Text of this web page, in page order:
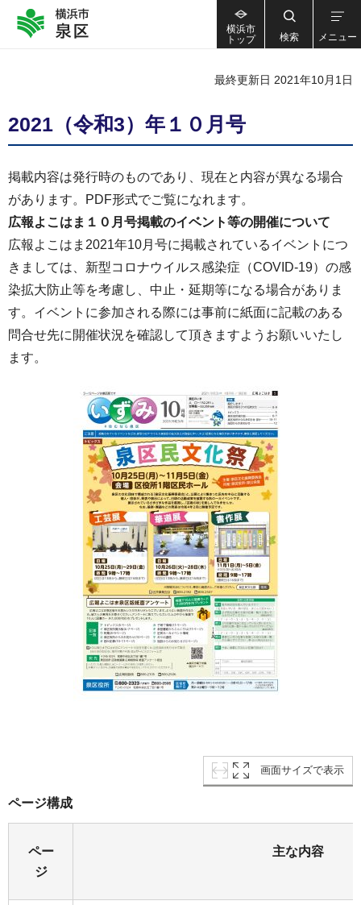
横浜市
トップ
検索 メニュー
最終更新日 2021年10月1日
2021（令和3）年１０月号
掲載内容は発行時のものであり、現在と内容が異なる場合
があります。PDF形式でご覧になれます。
広報よこはま１０ 月号掲載のイベント等の開催について
広報よこはま2021年10月号に掲載されているイベントにつ
きましては、新型コロナウイルス感染症（COVID-19）の感
染拡大防止等を考慮し、中止・延期等になる場合がありま
す。イベントに参加される際には事前に紙面に記載のある
問合せ先に開催状況を確認して頂きますようお願いいたし
ます。
画面サイズで表示
ページ構成
ペー
ジ
主な内容